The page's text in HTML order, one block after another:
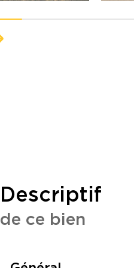
descriptif
de ce bien